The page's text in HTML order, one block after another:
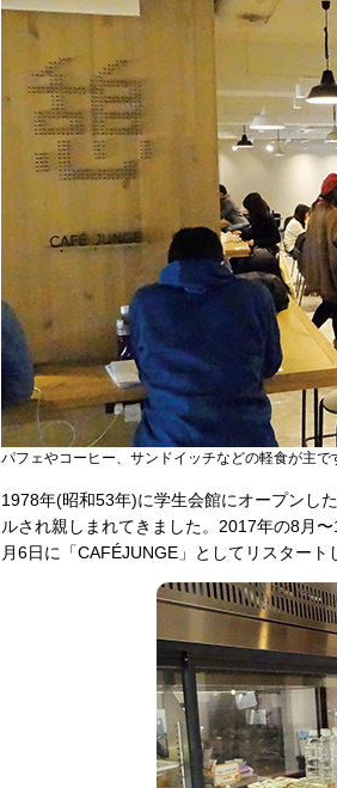
パフェやコーヒー、サンドイッチなどの軽食が主で
1978年(昭和53年)に学生会館にオープンし
ルされ親しまれてきました。2017年の8月
月6日に「CAFÉJUNGE」としてリスタート